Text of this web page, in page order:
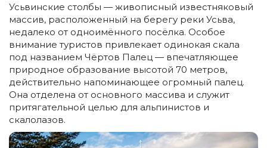
Усьвинские столбы — живописный известняковый
массив, расположенный на берегу реки Усьва,
недалеко от одноимённого посёлка. Особое
внимание туристов привлекает одинокая скала
под названием Чёртов Палец — впечатляющее
природное образование высотой 70 метров,
действительно напоминающее огромный палец.
Она отделена от основного массива и служит
притягательной целью для альпинистов и
скалолазов.